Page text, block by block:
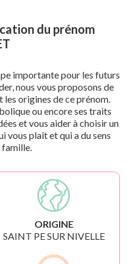
du prénom
importante pour les futurs
nous vous proposons de
origines de ce prénom.
ou encore ses traits
et vous aider à choisir un
vous plaît et qui a du sens
ORIGINE
SAINT PE SUR NIVELLE